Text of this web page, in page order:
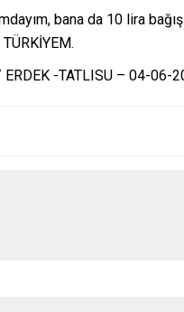
bana da 10 lira
ERDEK -TATLISU – 04-06-